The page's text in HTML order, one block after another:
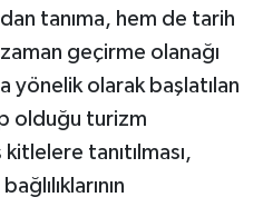
tanıma, hem de tarih
geçirme olanağı
yönelik olarak başlatılan
olduğu turizm
tanıtılması,